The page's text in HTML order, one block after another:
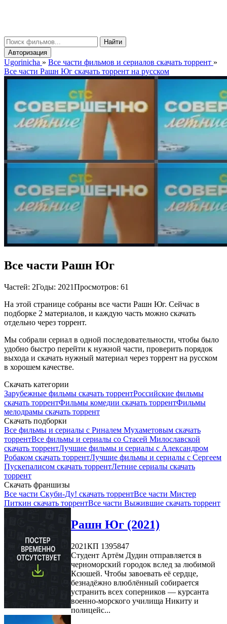
Найти
Авторизация
Ugorinicha » Все части фильмов и сериалов скачать торрент »
Все части Рашн Юг скачать торрент на русском
Все части Рашн Юг
Частей: 2Годы: 2021Просмотров: 61
На этой странице собраны все части Рашн Юг. Сейчас в
подборке 2 материалов, и каждую часть можно скачать
отдельно через торрент.
Мы собрали сериал в одной последовательности, чтобы было
удобно быстро перейти к нужной части, проверить порядок
выхода и скачать нужный материал через торрент на русском
в хорошем качестве.
Скачать категории
Зарубежные фильмы скачать торрентРоссийские фильмы
скачать торрентФильмы комедии скачать торрентФильмы
мелодрамы скачать торрент
Скачать подборки
Все фильмы и сериалы с Риналем Мухаметовым скачать
торрентВсе фильмы и сериалы со Стасей Милославской
скачать торрентЛучшие фильмы и сериалы с Александром
Робаком скачать торрентЛучшие фильмы и сериалы с Сергеем
Пускепалисом скачать торрентЛетние сериалы скачать
торрент
Скачать франшизы
Все части Скуби-Ду! скачать торрентВсе части Мистер
Питкин скачать торрентВсе части Выжившие скачать торрент
Рашн Юг (2021)
2021КП 1395847
Студент Артём Дудин отправляется в
черноморский городок вслед за любимой
Ксюшей. Чтобы завоевать её сердце,
безнадёжно влюблённый собирается
устранить всех соперников — курсанта
военно-морского училища Никиту и
полицейс...